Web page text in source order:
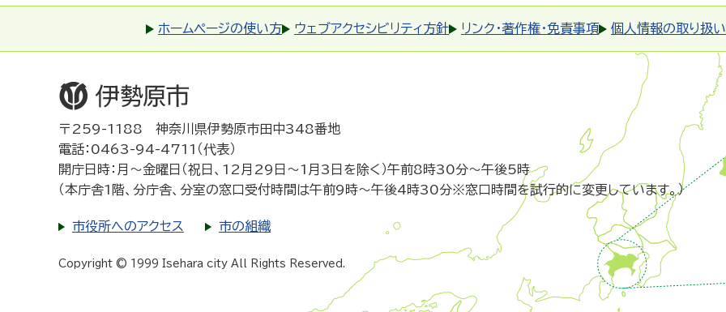
ホームページの使い方 ウェブアクセシビリティ方針 リンク・著作権・免責事項 個人情報の取り扱い
〒259-1188 神奈川県伊勢原市田中348番地
電話：0463-94-4711（代表）
開庁日時：月～金曜日（祝日、12月29日～1月3日を除く）午前8時30分～午後5時
（本庁舎1階、分庁舎、分室の窓口受付時間は午前9時～午後4時30分※窓口時間を試行的に変更しています。）
市役所へのアクセス 市の組織
Copyright © 1999 Isehara city All Rights Reserved.